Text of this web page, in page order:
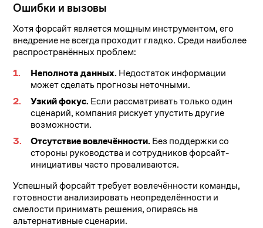
Ошибки и вызовы
Хотя форсайт является мощным инструментом, его
внедрение не всегда проходит гладко. Среди наиболее
распространённых проблем:
Неполнота данных. Недостаток информации
может сделать прогнозы неточными.
Узкий фокус. Если рассматривать только один
сценарий, компания рискует упустить другие
возможности.
Отсутствие вовлечённости. Без поддержки со
стороны руководства и сотрудников форсайт-
инициативы часто проваливаются.
Успешный форсайт требует вовлечённости команды,
готовности анализировать неопределённости и
смелости принимать решения, опираясь на
альтернативные сценарии.